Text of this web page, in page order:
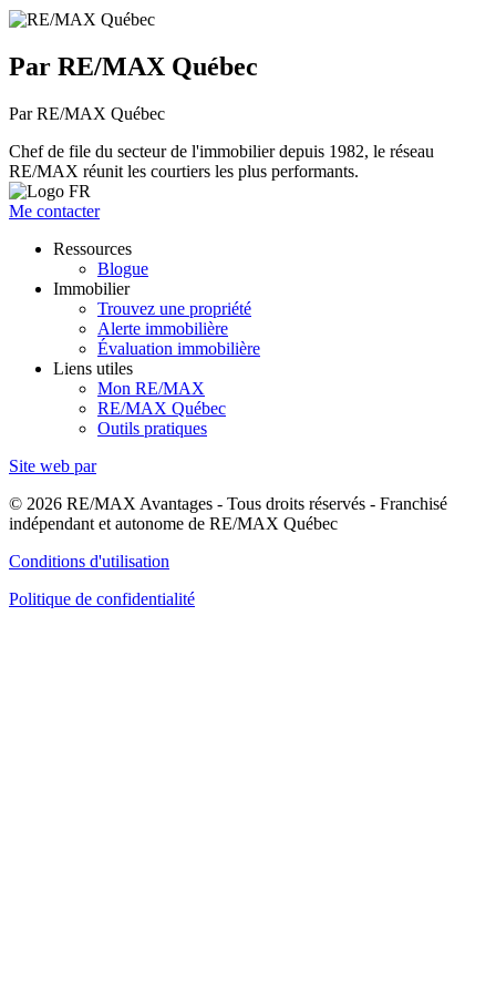
Par RE/MAX Québec
Par RE/MAX Québec
Chef de file du secteur de l'immobilier depuis 1982, le réseau
RE/MAX réunit les courtiers les plus performants.
Me contacter
Ressources
Blogue
Immobilier
Trouvez une propriété
Alerte immobilière
Évaluation immobilière
Liens utiles
Mon RE/MAX
RE/MAX Québec
Outils pratiques
Site web par
© 2026 RE/MAX Avantages - Tous droits réservés - Franchisé
indépendant et autonome de RE/MAX Québec
Conditions d'utilisation
Politique de confidentialité